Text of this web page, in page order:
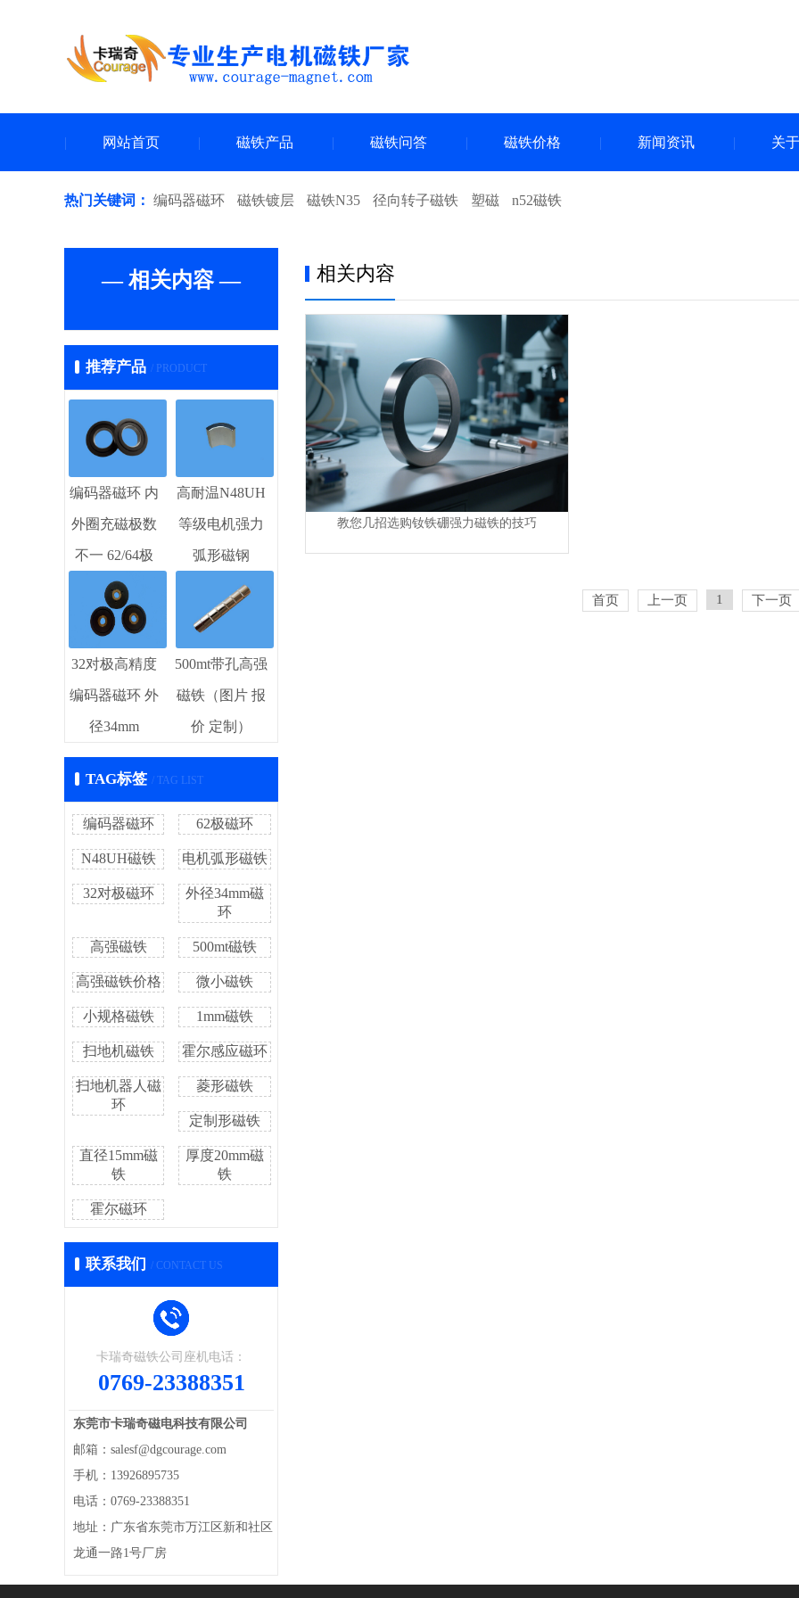
网站首页 磁铁产品 磁铁问答 磁铁价格 新闻资讯 关
热门关键词： 编码器磁环 磁铁镀层 磁铁N35 径向转子磁铁 塑磁 n52磁铁
— 相关内容 —
推荐产品 / PRODUCT
编码器磁环 内
外圈充磁极数
不一 62/64极
高耐温N48UH
等级电机强力
弧形磁钢
32对极高精度
编码器磁环 外
径34mm
500mt带孔高强
磁铁（图片 报
价 定制）
TAG标签 / TAG LIST
编码器磁环 62极磁环
N48UH磁铁 电机弧形磁铁
32对极磁环
外径34mm磁
环
高强磁铁 500mt磁铁
高强磁铁价格 微小磁铁
小规格磁铁 1mm磁铁
扫地机磁铁 霍尔感应磁环
扫地机器人磁
环
菱形磁铁
定制形磁铁
直径15mm磁
铁
厚度20mm磁
铁
霍尔磁环
联系我们 / CONTACT US
卡瑞奇磁铁公司座机电话：
0769-23388351
东莞市卡瑞奇磁电科技有限公司
邮箱：salesf@dgcourage.com
手机：13926895735
电话：0769-23388351
地址：广东省东莞市万江区新和社区
龙通一路1号厂房
相关内容
教您几招选购钕铁硼强力磁铁的技巧
首页 上一页 1 下一页